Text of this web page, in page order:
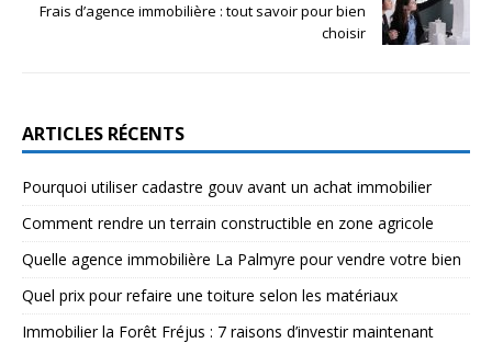
Frais d’agence immobilière : tout savoir pour bien
choisir
ARTICLES RÉCENTS
Pourquoi utiliser cadastre gouv avant un achat immobilier
Comment rendre un terrain constructible en zone agricole
Quelle agence immobilière La Palmyre pour vendre votre bien
Quel prix pour refaire une toiture selon les matériaux
Immobilier la Forêt Fréjus : 7 raisons d’investir maintenant